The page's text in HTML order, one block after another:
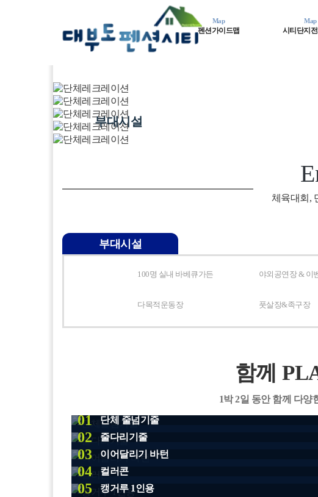
Map
펜션가이드맵
Map
시티단지전
지중해동 런던동
부대시설
체육대회,
부대시설
100명 실내 바베큐가든 야외공연장 & 이
다목적운동장 풋살장&족구장
함께
1박 2일 동안 함께 다
01 단체 줄넘기줄
02 줄다리기줄
03 이어달리기 바턴
04 컬러콘
05 캥거루 1인용